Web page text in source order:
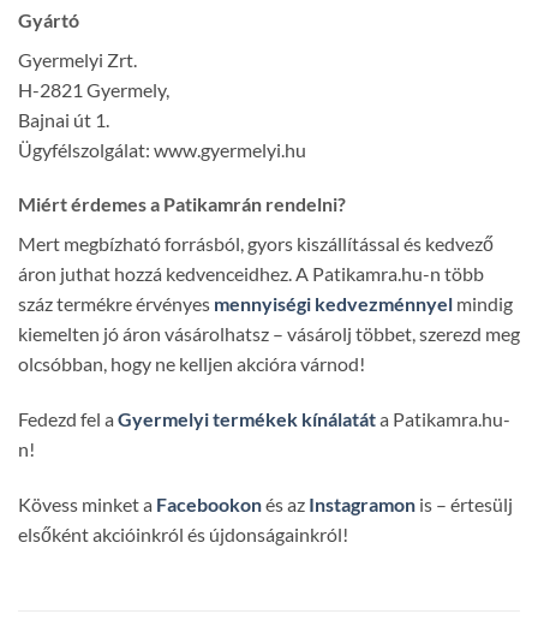
Gyártó
Gyermelyi Zrt.
H-2821 Gyermely,
Bajnai út 1.
Ügyfélszolgálat: www.gyermelyi.hu
Miért érdemes a Patikamrán rendelni?
Mert megbízható forrásból, gyors kiszállítással és kedvező
áron juthat hozzá kedvenceidhez. A Patikamra.hu-n több
száz termékre érvényes mennyiségi kedvezménnyel mindig
kiemelten jó áron vásárolhatsz – vásárolj többet, szerezd meg
olcsóbban, hogy ne kelljen akcióra várnod!
Fedezd fel a Gyermelyi termékek kínálatáta Patikamra.hu-
n!
Kövess minket a Facebookonés az Instagramon is – értesülj
elsőként akcióinkról és újdonságainkról!